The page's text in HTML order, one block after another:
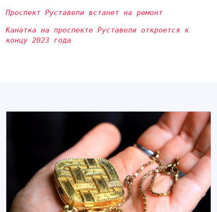
Проспект Руставели встанет на ремонт
Канатка на проспекте Руставели откроется к
концу 2023 года